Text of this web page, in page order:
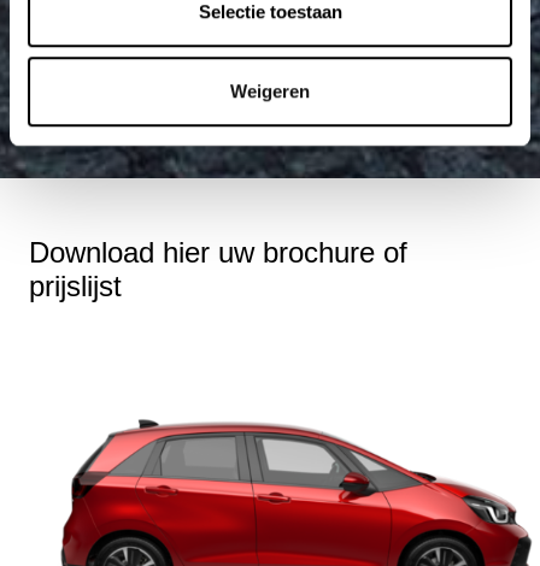
Selectie toestaan
Weigeren
Download hier uw brochure of
prijslijst